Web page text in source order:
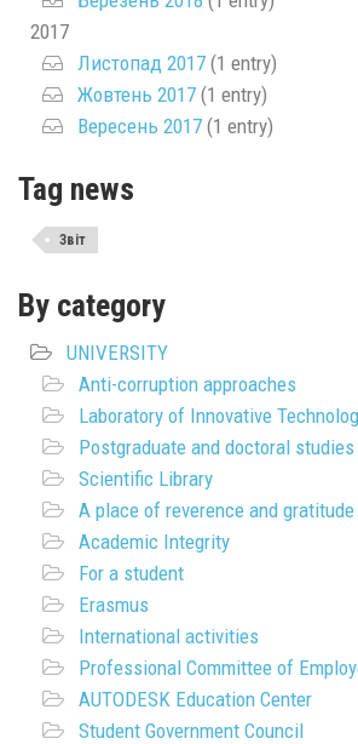
2017
Листопад 2017 (1 entry)
Жовтень 2017 (1 entry)
Вересень 2017 (1 entry)
Tag news
Звіт
By category
UNIVERSITY
Anti-corruption approaches
Laboratory of Innovative
Postgraduate and doctoral studies
Scientific Library
A place of reverence and gratitude
Academic Integrity
For a student
Erasmus
International activities
Professional Committee of
AUTODESK Education Center
Student Government Council